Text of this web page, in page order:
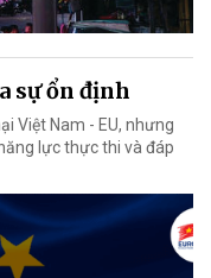
sự ổn định
Việt Nam - EU, nhưng
lực thực thi và đáp